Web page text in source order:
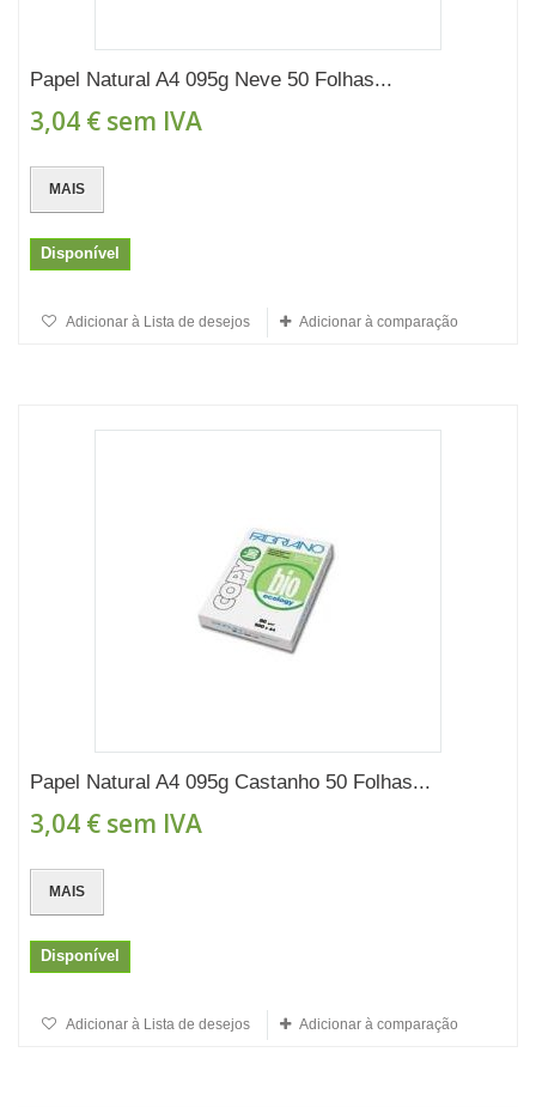
Papel Natural A4 095g Neve 50 Folhas...
3,04 € sem IVA
MAIS
Disponível
Adicionar à Lista de desejos Adicionar à comparação
Papel Natural A4 095g Castanho 50 Folhas...
3,04 € sem IVA
MAIS
Disponível
Adicionar à Lista de desejos Adicionar à comparação